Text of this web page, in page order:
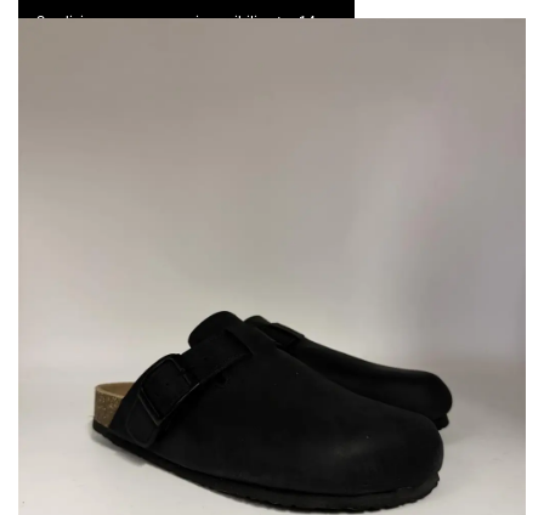
Spedizione express e resi possibili entro 14 gg